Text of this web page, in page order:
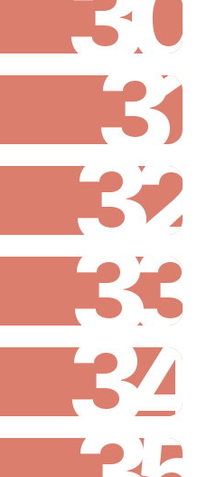
31
32
33
34